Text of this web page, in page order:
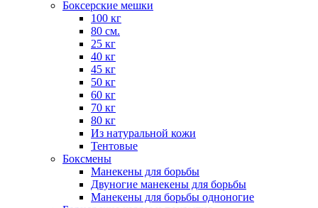
Боксерские мешки
100 кг
80 см.
25 кг
40 кг
45 кг
50 кг
60 кг
70 кг
80 кг
Из натуральной кожи
Тентовые
Боксмены
Манекены для борьбы
Двуногие манекены для борьбы
Манекены для борьбы одноногие